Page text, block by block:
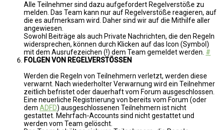
Alle Teilnehmer sind dazu aufgefordert Regelverstöße zu
melden. Das Team kann nur auf Regelverstöße reagieren, auf
die es aufmerksam wird. Daher sind wir auf die Mithilfe aller
angewiesen.
Sowohl Beiträge als auch Private Nachrichten, die den Regeln
widersprechen, können durch Klicken auf das Icon (Symbol)
mit dem Ausrufezeichen (!) dem Team gemeldet werden. #
FOLGEN VON REGELVERSTÖSSEN
Werden die Regeln von Teilnehmern verletzt, werden diese
verwarnt. Nach wiederholter Verwarnung wird ein Teilnehmer
zeitlich befristet oder dauerhaft vom Forum ausgeschlossen.
Eine neuerliche Registrierung von bereits vom Forum (oder
dem ADFD) ausgeschlossenen Teilnehmern ist nicht
gestattet. Mehrfach-Accounts sind nicht gestattet und
werden vom Team gelöscht.